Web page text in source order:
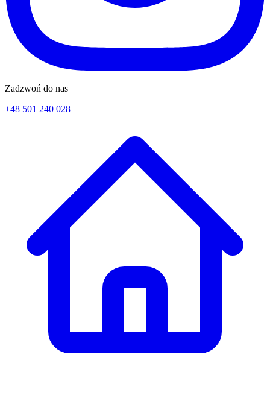
Zadzwoń do nas
+48 501 240 028